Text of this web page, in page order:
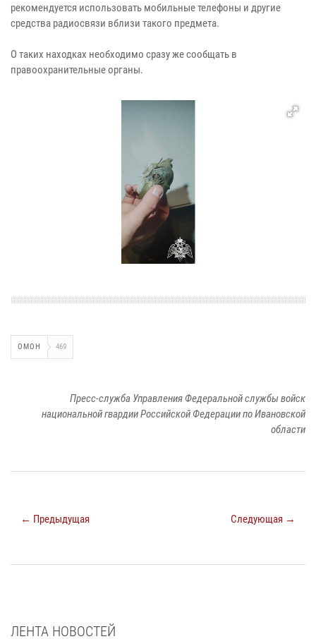
рекомендуется использовать мобильные телефоны и другие
средства радиосвязи вблизи такого предмета.
О таких находках необходимо сразу же сообщать в
правоохранительные органы.
ОМОН 469
Пресс-служба Управления Федеральной службы войск
национальной гвардии Российской Федерации по Ивановской
области
← Предыдущая Следующая →
ЛЕНТА НОВОСТЕЙ